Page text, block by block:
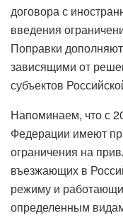
договора с
введения
Поправки
зависящими от
субъектов
Напоминаем, что с
Федерации имеют
ограничения на
въезжающих в
режиму и
определенным